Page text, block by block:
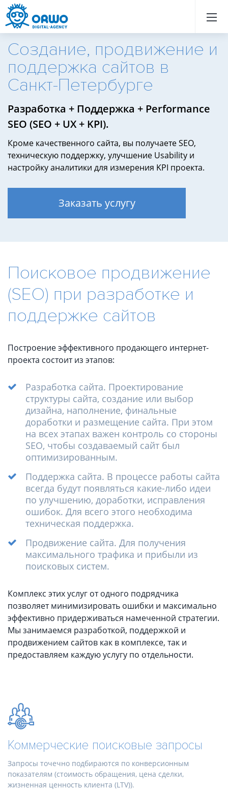
Создание, продвижение и
поддержка сайтов в
Санкт-Петербурге
Разработка + Поддержка + Performance
SEO (SEO + UX + KPI).
Кроме качественного сайта, вы получаете SEO,
техническую поддержку, улучшение Usability и
настройку аналитики для измерения KPI проекта.
Заказать услугу
Поисковое продвижение
(SEO) при разработке и
поддержке сайтов
Построение эффективного продающего интернет-
проекта состоит из этапов:
Разработка сайта. Проектирование
структуры сайта, создание или выбор
дизайна, наполнение, финальные
доработки и размещение сайта. При этом
на всех этапах важен контроль со стороны
SEO, чтобы создаваемый сайт был
оптимизированным.
Поддержка сайта. В процессе работы сайта
всегда будут появляться какие-либо идеи
по улучшению, доработки, исправления
ошибок. Для всего этого необходима
техническая поддержка.
Продвижение сайта. Для получения
максимального трафика и прибыли из
поисковых систем.
Комплекс этих услуг от одного подрядчика
позволяет минимизировать ошибки и максимально
эффективно придерживаться намеченной стратегии.
Мы занимаемся разработкой, поддержкой и
продвижением сайтов как в комплексе, так и
предоставляем каждую услугу по отдельности.
Коммерческие поисковые запросы
Запросы точечно подбираются по конверсионным
показателям (стоимость обращения, цена сделки,
жизненная ценность клиента (LTV)).
Назад
Назад
Назад
Назад
Назад
Назад
Назад
Назад
Назад
Назад
Назад
Назад
Назад
Назад
Назад
Назад
Назад
Назад
Назад
Назад